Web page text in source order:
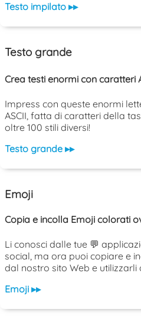
Testo impilato ▸▸
Testo grande
Crea testi enormi con caratteri
Impress con queste enormi
ASCII, fatta di caratteri della
oltre 100 stili diversi!
Testo grande ▸▸
Emoji
Copia e incolla Emoji colorati
Li conosci dalle tue 💬
social, ma ora puoi copiare e
dal nostro sito Web e utilizzarli
Emoji ▸▸